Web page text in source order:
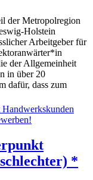
der Metropolregion
Holstein
Arbeitgeber für
der Allgemeinheit
in über 20
dafür, dass zum
*